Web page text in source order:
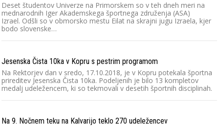
Deset študentov Univerze na Primorskem so v teh dneh meri na
mednarodnih Iger Akademskega športnega združenja (ASA)
Izrael. Odšli so v obmorsko mestu Eilat na skrajni jugu Izraela, kjer
bodo slovenske…
Jesenska Čista 10ka v Kopru s pestrim programom
Na Rektorjev dan v sredo, 17.10.2018, je v Kopru potekala športna
prireditev Jesenska Čista 10ka. Podeljenih je bilo 13 kompletov
medalj udeležencem, ki so tekmovali v desetih športnih disciplinah.
Na 9. Nočnem teku na Kalvarijo teklo 270 udeležencev